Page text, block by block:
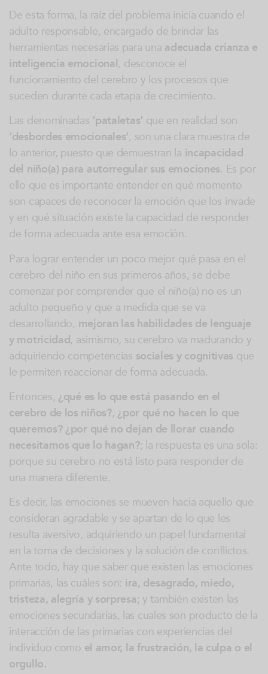
De esta forma, la raíz del problema inicia cuando el
adulto responsable, encargado de brindar las
herramientas necesarias para una adecuada crianza e
inteligencia emocional, desconoce el
funcionamiento del cerebro y los procesos que
suceden durante cada etapa de crecimiento.
Las denominadas ‘pataletas’ que en realidad son
‘desbordes emocionales’, son una clara muestra de
lo anterior, puesto que demuestran la incapacidad
del niño(a) para autorregular sus emociones. Es por
ello que es importante entender en qué momento
son capaces de reconocer la emoción que los invade
y en qué situación existe la capacidad de responder
de forma adecuada ante esa emoción.
Para lograr entender un poco mejor qué pasa en el
cerebro del niño en sus primeros años, se debe
comenzar por comprender que el niño(a) no es un
adulto pequeño y que a medida que se va
desarrollando, mejoran las habilidades de lenguaje
y motricidad, asimismo, su cerebro va madurando y
adquiriendo competencias sociales y cognitivas que
le permiten reaccionar de forma adecuada.
Entonces, ¿qué es lo que está pasando en el
cerebro de los niños?, ¿por qué no hacen lo que
queremos?¿por qué no dejan de llorar cuando
necesitamos que lo hagan?; la respuesta es una sola:
porque su cerebro no está listo para responder de
una manera diferente.
Es decir, las emociones se mueven hacia aquello que
consideran agradable y se apartan de lo que les
resulta aversivo, adquiriendo un papel fundamental
en la toma de decisiones y la solución de conflictos.
Ante todo, hay que saber que existen las emociones
primarias, las cuáles son: ira, desagrado, miedo,
tristeza, alegría y sorpresa; y también existen las
emociones secundarias, las cuales son producto de la
interacción de las primarias con experiencias del
individuo como el amor, la frustración, la culpa o el
orgullo.